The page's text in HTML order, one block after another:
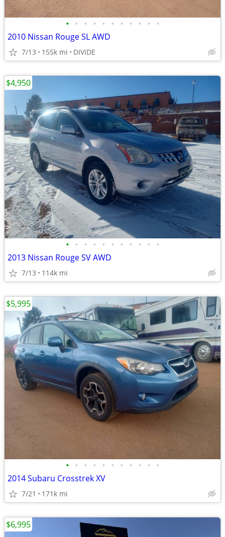
• • • • • • • • • • •
2010 Nissan Rouge SL AWD
7/13 155k mi DIVIDE
• • • • • • • • • • •
2013 Nissan Rouge SV AWD
7/13 114k mi
$4,950
• • • • • • • • • • •
2014 Subaru Crosstrek XV
7/21 171k mi
$5,995
$6,995